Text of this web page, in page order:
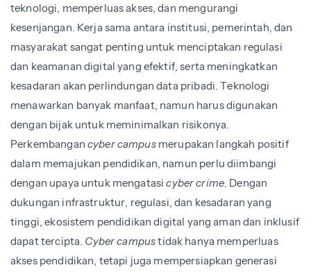
teknologi, memperluas akses, dan mengurangi
kesenjangan. Kerja sama antara institusi, pemerintah, dan
masyarakat sangat penting untuk menciptakan regulasi
dan keamanan digital yang efektif, serta meningkatkan
kesadaran akan perlindungan data pribadi. Teknologi
menawarkan banyak manfaat, namun harus digunakan
dengan bijak untuk meminimalkan risikonya.
Perkembangan cyber campusmerupakan langkah positif
dalam memajukan pendidikan, namun perlu diimbangi
dengan upaya untuk mengatasicyber crime . Dengan
dukungan infrastruktur, regulasi, dan kesadaran yang
tinggi, ekosistem pendidikan digital yang aman dan inklusif
dapat tercipta. Cyber campustidak hanya memperluas
akses pendidikan, tetapi juga mempersiapkan generasi